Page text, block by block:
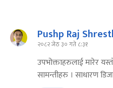
Pushp Raj
२०८२ जेठ ३० गते ८:३१
उपभोक्ताहरुलाई मारेर
सामन्तीहरु । साधारण